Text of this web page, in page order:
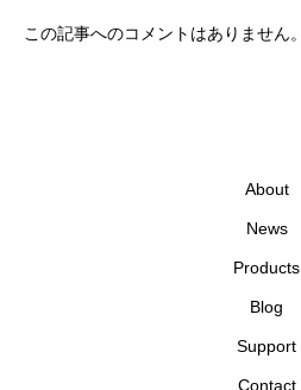
この記事へのコメントはありません。
About
News
Products
Blog
Support
Contact